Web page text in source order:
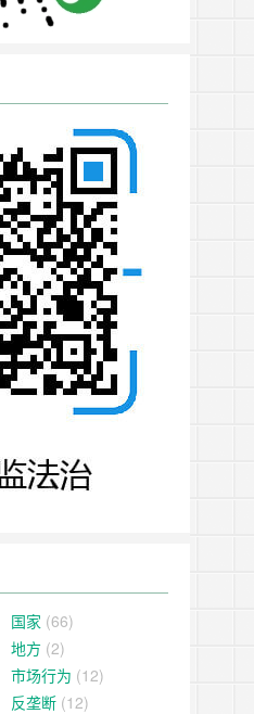
国家 (66)
地方 (2)
市场行为 (12)
反垄断 (12)